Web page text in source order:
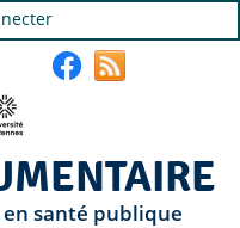
en santé publique